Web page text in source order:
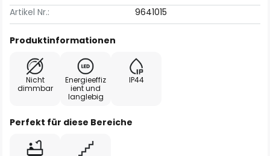
Artikel Nr.:
9641015
Produktinformationen
Nicht
dimmbar
Energieeffiz
ient und
langlebig
IP44
Perfekt für diese Bereiche